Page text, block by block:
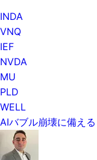
INDA
VNQ
IEF
NVDA
MU
PLD
WELL
AIバブル崩壊に備え